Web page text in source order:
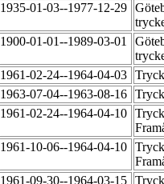
1935-01-03--1977-12-29
1900-01-01--1989-03-01
1961-02-24--1964-04-03
1963-07-04--1963-08-16
1961-02-24--1964-04-10
1961-10-06--1964-04-10
1961-09-30--1964-03-15